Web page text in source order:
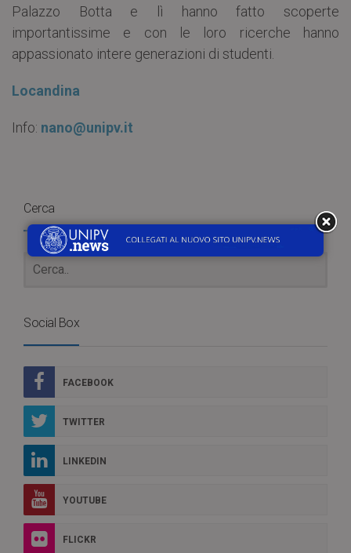
Palazzo Botta e lì hanno fatto scoperte
importantissime e con le loro ricerche hanno
appassionato intere generazioni di studenti.
Locandina
Info: nano@unipv.it
Cerca
Social Box
FACEBOOK
TWITTER
LINKEDIN
YOUTUBE
FLICKR